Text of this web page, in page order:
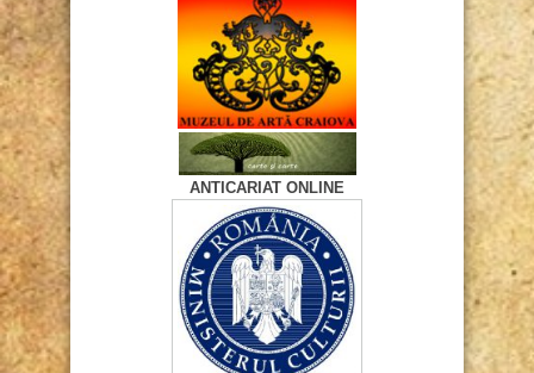
ANTICARIAT ONLINE